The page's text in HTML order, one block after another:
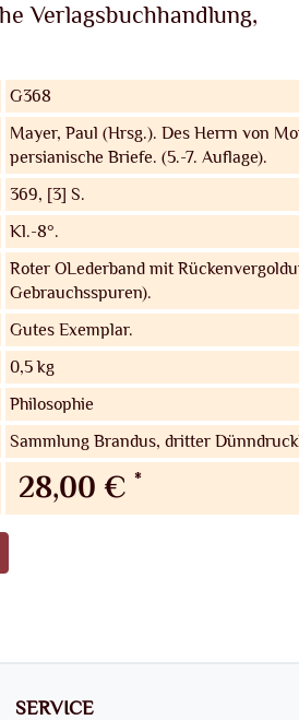
Verlagsbuchhandlung,
G368
Mayer, Paul (Hrsg.). Des Herrn von
persianische Briefe. (5.-7. Auflage).
369, [3] S.
Kl.-8°.
Roter OLederband mit
Gebrauchsspuren).
Gutes Exemplar.
0,5 kg
Philosophie
Sammlung Brandus, dritter
28,00 € *
SERVICE